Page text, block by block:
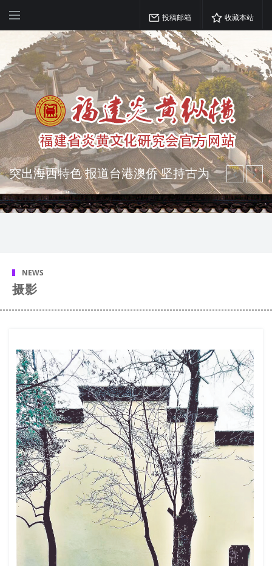
投稿邮箱 收藏本站
弘扬优秀文化 振奋民族精神 介绍民族
瑰宝 宣传中华精英
突出海西特色 报道台港澳侨 坚持古为
NEWS
摄影